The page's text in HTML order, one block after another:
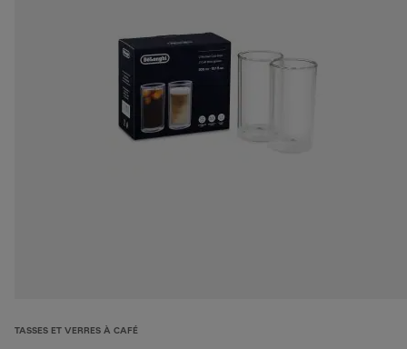
TASSES ET VERRES À CAFÉ